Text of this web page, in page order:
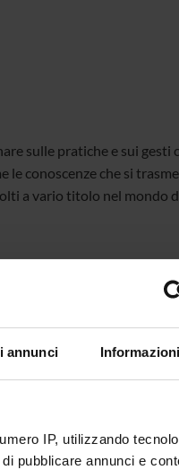
annunci
IP, utilizzando
pubblicare annunci e
sulle pratiche e sui gesti
le conoscenze che si
a vario titolo nel mondo